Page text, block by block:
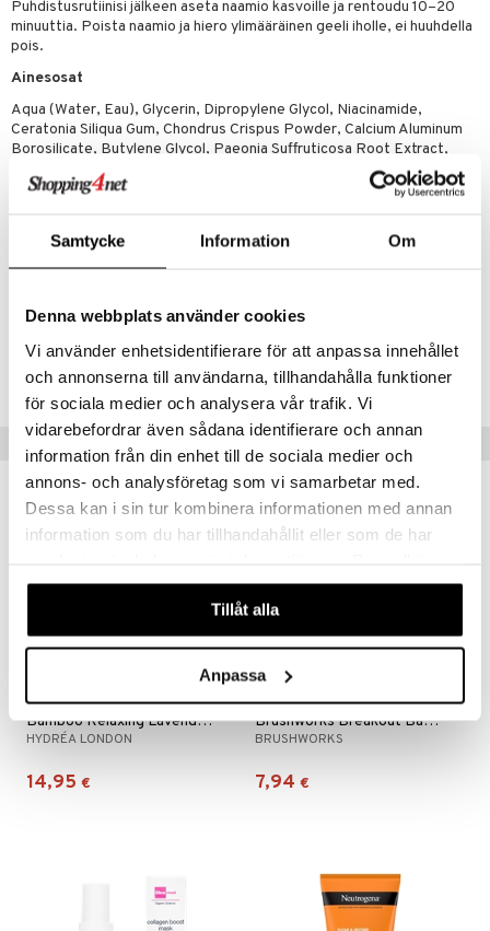
Samtycke Information Om
Denna webbplats använder cookies
Vi använder enhetsidentifierare för att anpassa innehållet
och annonserna till användarna, tillhandahålla funktioner
för sociala medier och analysera vår trafik. Vi
vidarebefordrar även sådana identifierare och annan
information från din enhet till de sociala medier och
annons- och analysföretag som vi samarbetar med.
Dessa kan i sin tur kombinera informationen med annan
information som du har tillhandahållit eller som de har
våra cookies vid fortsatt användande av vår webbplats.
Tillåt alla
Anpassa
Puhdistusrutiinisi jälkeen aseta naamio kasvoille ja rentoudu 10–20
minuuttia. Poista naamio ja hiero ylimääräinen geeli iholle, ei huuhdella
pois.
Ainesosat
Aqua (Water, Eau), Glycerin, Dipropylene Glycol, Niacinamide,
Ceratonia Siliqua Gum, Chondrus Crispus Powder, Calcium Aluminum
Borosilicate, Butylene Glycol, Paeonia Suffruticosa Root Extract,
Centella Asiatica Extract, Cellulose Gum, Polyacrylate-13, 1,2-
Hexanediol, Titanium Dioxide, Sodium Hyaluronate, Chamomilla
Sorbitan Isostearate, Tin Oxide, Hamamelis Virginiana (Witch Hazel)
Leaf Extract, Magnesium Ascorbyl Phosphate, Hyaluronic Acid,
Tuotenumero
COK06-OS-25-XX-XX
Bamboo Relaxing Lavender Eye Pillow
HYDRÉA LONDON
14,95 €
Brushworks Breakout Barrier Spot Patches
BRUSHWORKS
7,94 €